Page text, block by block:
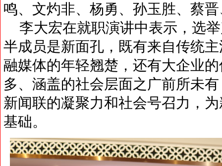
鸣、文灼非、杨勇、孙玉胜、蔡
李大宏在就职演讲中表示，选
半成员是新面孔，既有来自传统
融媒体的年轻翘楚，还有大企业
多、涵盖的社会层面之广前所未
新闻联的凝聚力和社会号召力，
基础。